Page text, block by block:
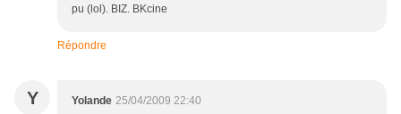
pu (lol). BIZ. BKcine
Répondre
Y Yolande 25/04/2009 22:40